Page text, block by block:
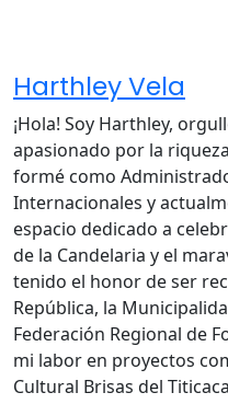
Harthley Vela
¡Hola! Soy Harthley,
apasionado por la
formé como
Internacionales y
espacio dedicado a
de la Candelaria y el
tenido el honor de ser
República, la
Federación Regional de
mi labor en proyectos
Cultural Brisas del